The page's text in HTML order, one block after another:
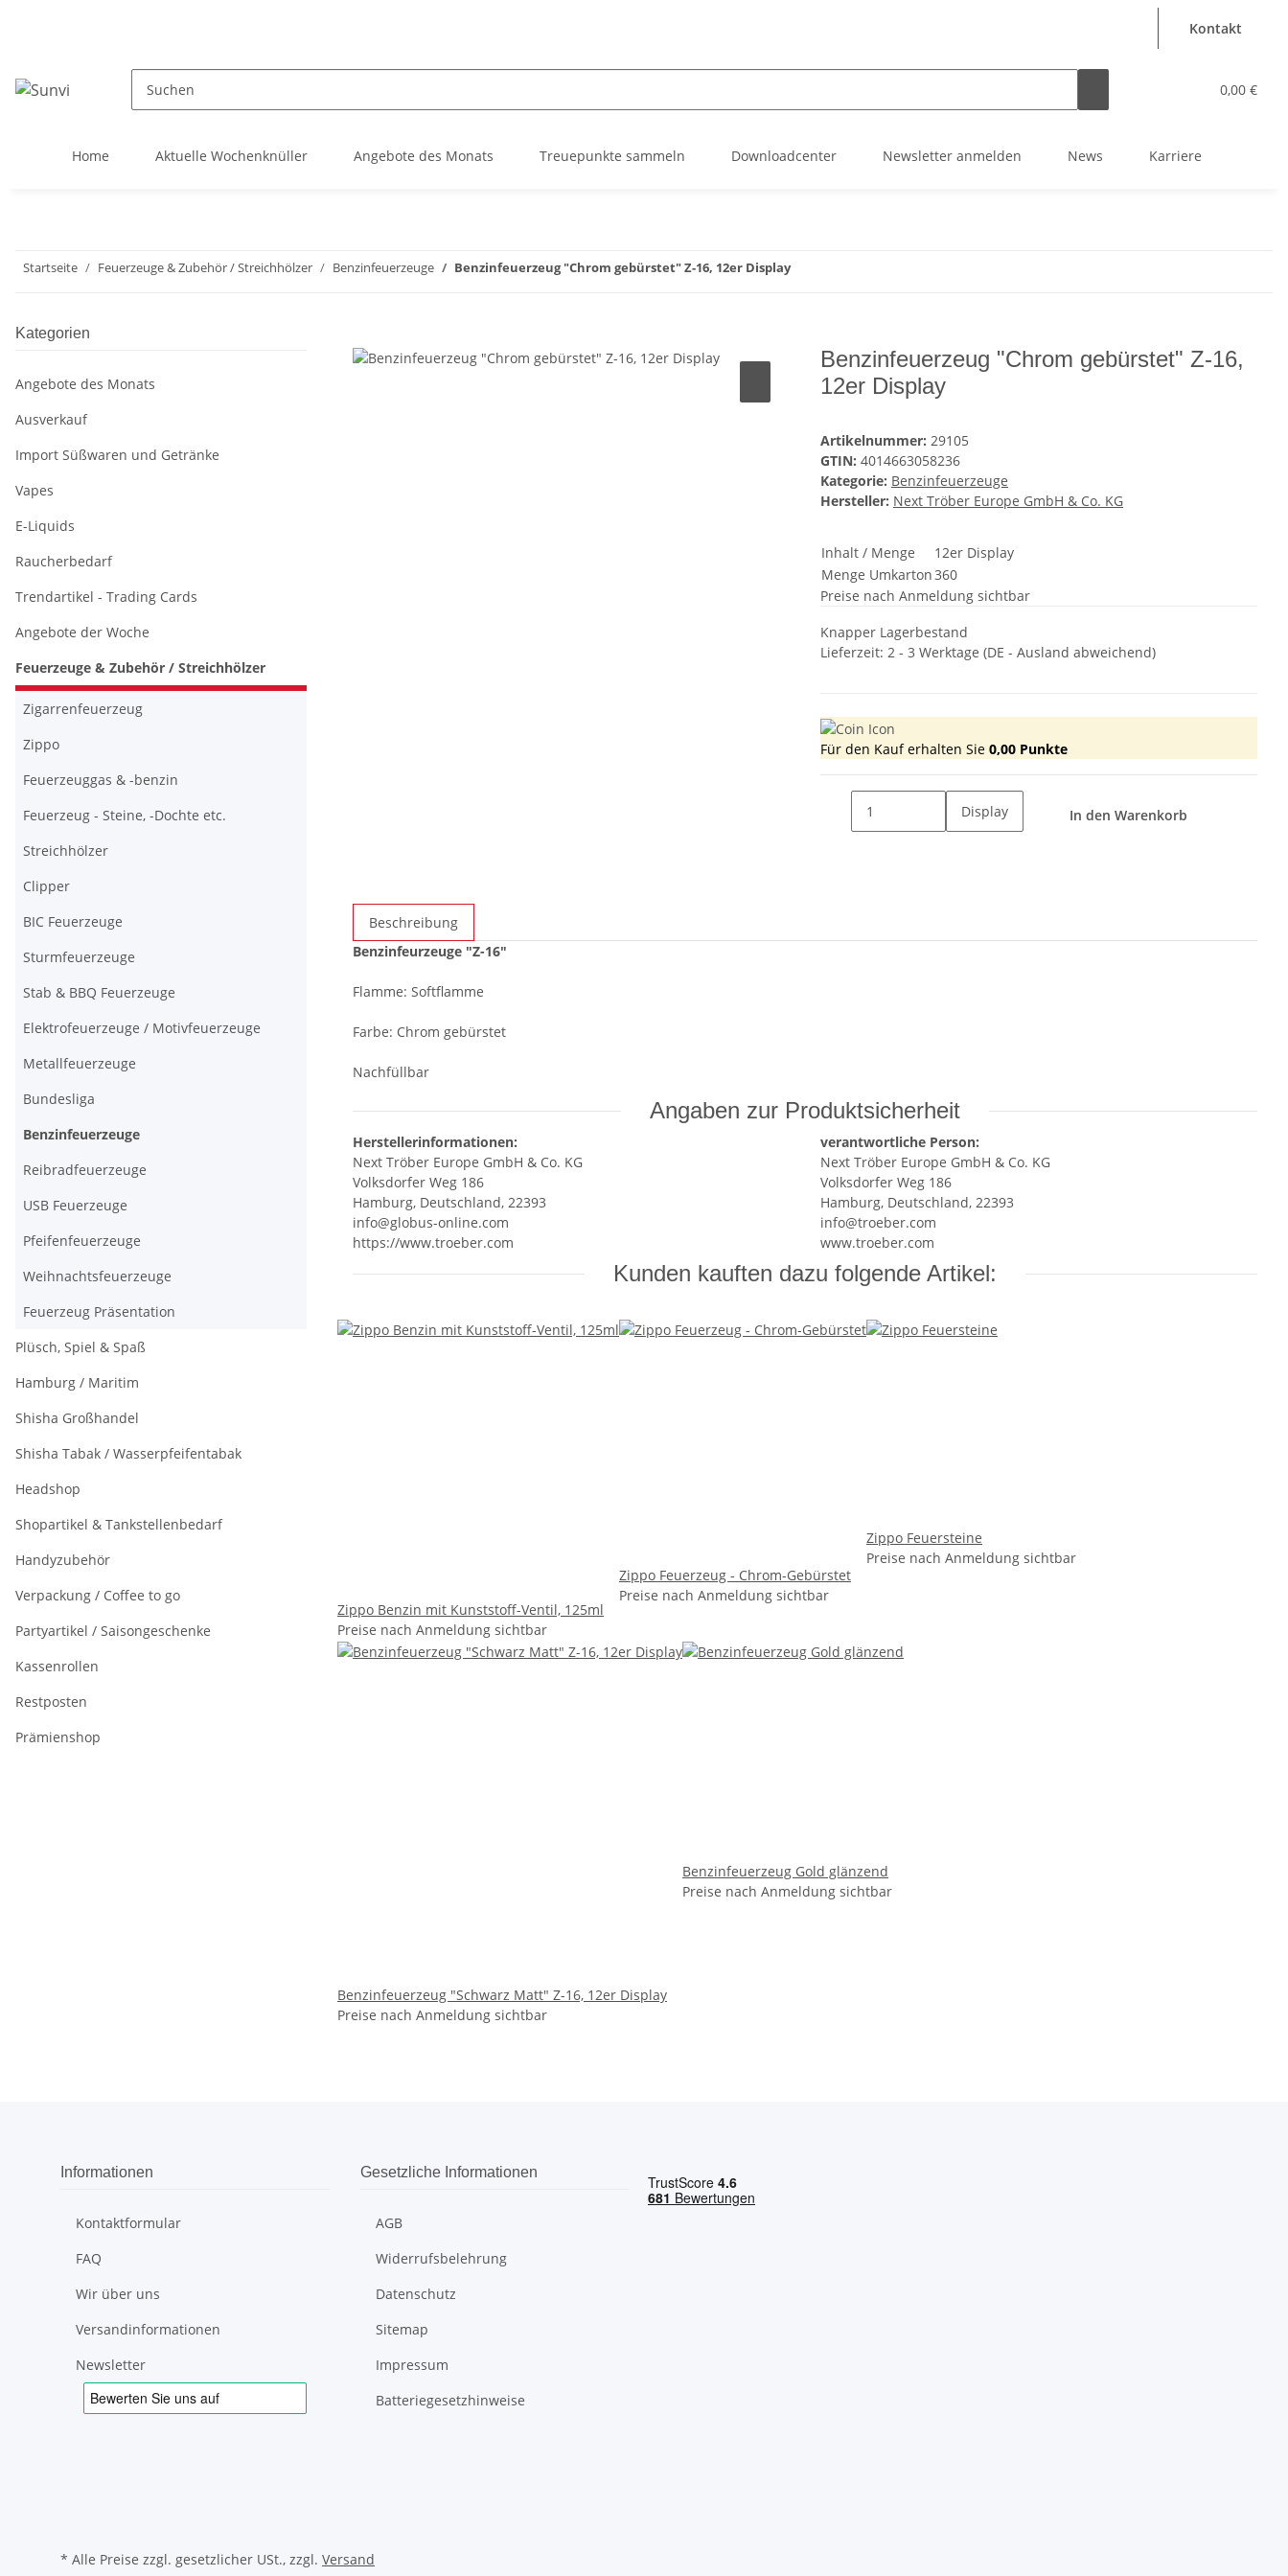
Kontakt
0,00 €
Home Aktuelle Wochenknüller Angebote des Monats Treuepunkte sammeln Downloadcenter Newsletter anmelden News Karriere
Startseite Feuerzeuge & Zubehör / Streichhölzer Benzinfeuerzeuge Benzinfeuerzeug "Chrom gebürstet" Z-16, 12er Display
Benzinfeuerzeug "Chrom gebürstet" Z-16,
12er Display
Artikelnummer: 29105
GTIN: 4014663058236
Kategorie: Benzinfeuerzeuge
Hersteller: Next Tröber Europe GmbH & Co. KG
Inhalt / Menge
12er Display
Menge Umkarton360
Preise nach Anmeldung sichtbar
Knapper Lagerbestand
Lieferzeit: 2 - 3 Werktage (DE - Ausland abweichend)
Für den Kauf erhalten Sie 0,00 Punkte
Display In den Warenkorb
Beschreibung
Benzinfeurzeuge "Z-16"
Flamme: Softflamme
Farbe: Chrom gebürstet
Nachfüllbar
Angaben zur Produktsicherheit
Herstellerinformationen:
Next Tröber Europe GmbH & Co. KG
Volksdorfer Weg 186
Hamburg, Deutschland, 22393
info@globus-online.com
https://www.troeber.com
verantwortliche Person:
Next Tröber Europe GmbH & Co. KG
Volksdorfer Weg 186
Hamburg, Deutschland, 22393
info@troeber.com
www.troeber.com
Kunden kauften dazu folgende Artikel:
Zippo Benzin mit Kunststoff-Ventil, 125ml
Preise nach Anmeldung sichtbar
Zippo Feuerzeug - Chrom-Gebürstet
Preise nach Anmeldung sichtbar
Zippo Feuersteine
Preise nach Anmeldung sichtbar
Benzinfeuerzeug "Schwarz Matt" Z-16, 12er Display
Preise nach Anmeldung sichtbar
Benzinfeuerzeug Gold glänzend
Preise nach Anmeldung sichtbar
Kategorien
Angebote des Monats
Ausverkauf
Import Süßwaren und Getränke
Vapes
E-Liquids
Raucherbedarf
Trendartikel - Trading Cards
Angebote der Woche
Feuerzeuge & Zubehör / Streichhölzer
Zigarrenfeuerzeug
Zippo
Feuerzeuggas & -benzin
Feuerzeug - Steine, -Dochte etc.
Streichhölzer
Clipper
BIC Feuerzeuge
Sturmfeuerzeuge
Stab & BBQ Feuerzeuge
Elektrofeuerzeuge / Motivfeuerzeuge
Metallfeuerzeuge
Bundesliga
Benzinfeuerzeuge
Reibradfeuerzeuge
USB Feuerzeuge
Pfeifenfeuerzeuge
Weihnachtsfeuerzeuge
Feuerzeug Präsentation
Plüsch, Spiel & Spaß
Hamburg / Maritim
Shisha Großhandel
Shisha Tabak / Wasserpfeifentabak
Headshop
Shopartikel & Tankstellenbedarf
Handyzubehör
Verpackung / Coffee to go
Partyartikel / Saisongeschenke
Kassenrollen
Restposten
Prämienshop
Informationen
Kontaktformular
FAQ
Wir über uns
Versandinformationen
Newsletter
Gesetzliche Informationen
AGB
Widerrufsbelehrung
Datenschutz
Sitemap
Impressum
Batteriegesetzhinweise
* Alle Preise zzgl. gesetzlicher USt., zzgl. Versand